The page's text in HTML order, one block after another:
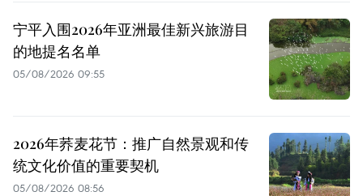
宁平入围2026年亚洲最佳新兴旅游目
的地提名名单
05/08/2026 09:55
2026年荞麦花节：推广自然景观和传
统文化价值的重要契机
05/08/2026 08:56